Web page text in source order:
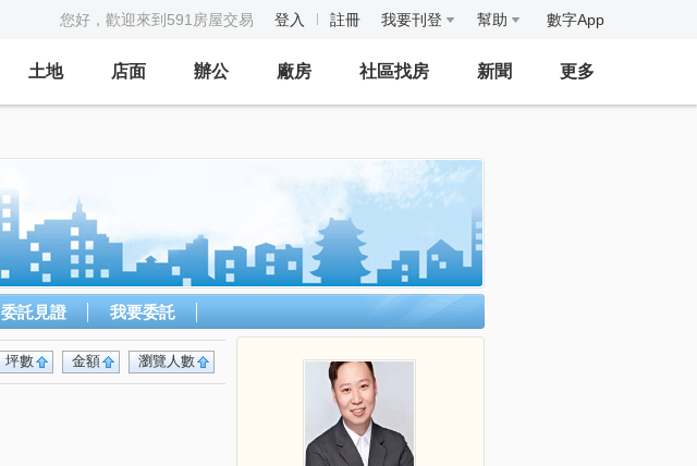
您好，歡迎來到591房屋交易 登入 註冊 我要刊登 幫助 數字App
土地 店面 辦公 廠房 社區找房 新聞 更多
委託見證 我要委託
瀏覽人數
金額
坪數